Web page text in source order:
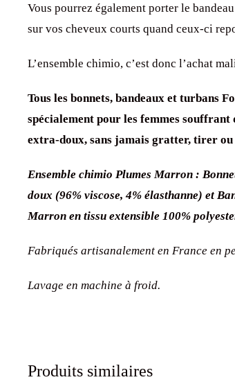
Vous pourrez également porter le
sur vos cheveux courts quand ceux-ci
L’ensemble chimio, c’est donc l’achat
Tous les bonnets, bandeaux et turbans
spécialement pour les femmes
extra-doux, sans jamais gratter, tirer
Ensemble chimio Plumes Marron :
doux (96% viscose, 4% élasthanne) et
Marron en tissu extensible 100%
Fabriqués artisanalement en France en
Lavage en machine à froid.
Produits similaires